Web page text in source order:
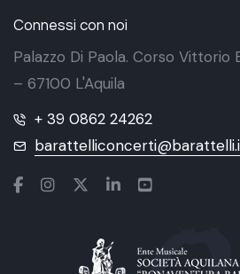
Connessi con noi
Palazzo Di Paola. Corso Vittorio
– 67100 L'Aquila
+ 39 0862 24262